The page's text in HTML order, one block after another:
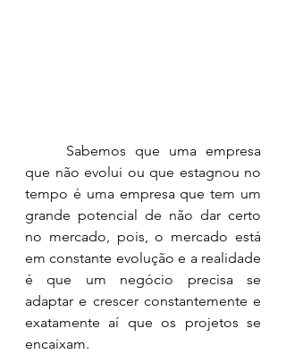
que não evolui ou que estagnou no
tempo é uma empresa que tem um
grande potencial de não dar certo
no mercado, pois, o mercado está
em constante evolução e a realidade
é que um negócio precisa se
adaptar e crescer constantemente e
exatamente aí que os projetos se
encaixam.